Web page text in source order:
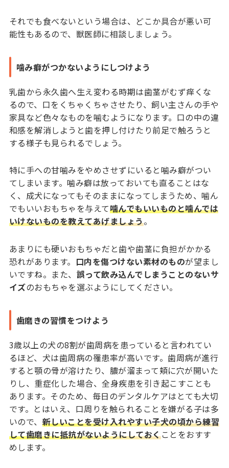
それでも食べないという場合は、どこか具合が悪い可
能性もあるので、獣医師に相談しましょう。
噛み癖がつかないようにしつけよう
乳歯から永久歯へ生え変わる時期は歯茎がむず痒くな
るので、口をくちゃくちゃさせたり、飼い主さんの手や
家具など色々なものを噛むようになります。口の中の違
和感を解消しようと歯を押し付けたり前足で触ろうと
する様子も見られるでしょう。
特に手への甘噛みをやめさせずにいると噛み癖がつい
てしまいます。噛み癖は放っておいても直ることはな
く、成犬になってもそのままになってしまうため、噛ん
でもいいおもちゃを与えて噛んでもいいものと噛んでは
いけないものを教えてあげましょう。
あまりにも硬いおもちゃだと歯や歯茎に負担がかかる
恐れがあります。 口内を傷つけない素材のものが望まし
いですね。また、 誤って飲み込んでしまうことのないサ
イズのおもちゃを選ぶようにしてください。
歯磨きの習慣をつけよう
3歳以上の犬の8割が歯周病を患っていると言われてい
るほど、犬は歯周病の罹患率が高いです。歯周病が進行
すると顎の骨が溶けたり、膿が溜まって頬に穴が開いた
りし、重症化した場合、全身疾患を引き起こすことも
あります。そのため、毎日のデンタルケアはとても大切
です。とはいえ、口周りを触られることを嫌がる子は多
いので、 新しいことを受け入れやすい子犬の頃から練習
して歯磨きに抵抗がないようにしておくことをおすす
めします。